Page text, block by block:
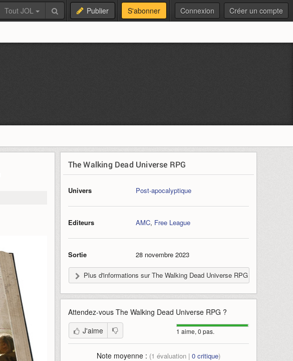
Tout JOL Publier S'abonner Connexion Créer un compte
The Walking Dead Universe RPG
Univers Post-apocalyptique
Editeurs AMC, Free League
Sortie 28 novembre 2023
Plus d'informations sur The Walking Dead Universe RPG
Attendez-vous The Walking Dead Universe RPG ?
1 aime, 0 pas.
J'aime
Note moyenne : (1 évaluation | 0critique)